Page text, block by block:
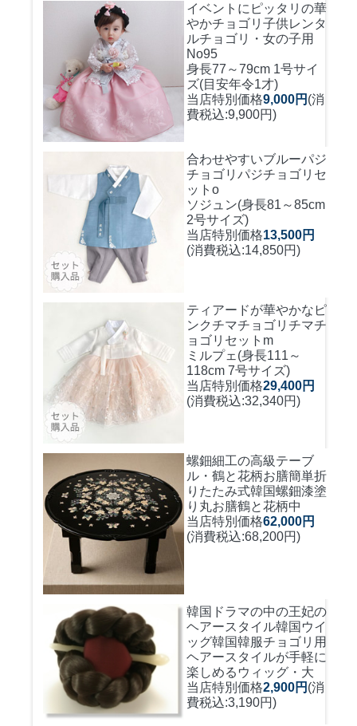
イベントにピッタリの華
やかチョゴリ 子供レンタ
ルチョゴリ・女の子用
No95
身長77～79cm 1号サイ
ズ(目安年令1才)
当店特別価格9,000円 (消
費税込:9,900円)
合わせやすいブルーパジ
チョゴリ パジチョゴリセ
ットo
ソジュン(身長81～85cm
2号サイズ)
当店特別価格13,500円
(消費税込:14,850円)
ティアードが華やかなピ
ンクチマチョゴリ チマチ
ョゴリセットm
ミルプェ(身長111～
118cm 7号サイズ)
当店特別価格29,400円
(消費税込:32,340円)
螺鈿細工の高級テーブ
ル・鶴と花柄お膳簡単折
りたたみ式韓国螺鈿漆塗
り丸お膳鶴と花柄中
当店特別価格62,000円
(消費税込:68,200円)
韓国ドラマの中の王妃の
ヘアースタイル韓国ウイ
ッグ韓国韓服チョゴリ用
ヘアースタイルが手軽に
楽しめるウィッグ・大
当店特別価格2,900円 (消
費税込:3,190円)